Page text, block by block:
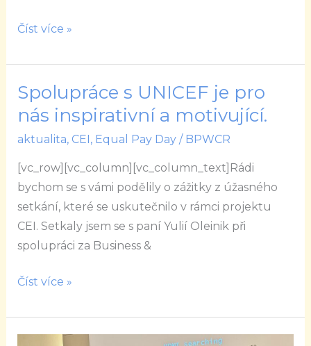
ukrajinským
Číst více »
Spolupráce s UNICEF je pro
nás inspirativní a motivující.
aktualita, CEI, Equal Pay Day/ BPWCR
[vc_row][vc_column][vc_column_text]Rádi
bychom se s vámi podělily o zážitky z úžasného
setkání, které se uskutečnilo v rámci projektu
CEI. Setkaly jsem se s paní Yulií Oleinik při
spolupráci za Business &
Spolupráce
s
pro
nás
inspirativní
a
motivující.
Číst více »